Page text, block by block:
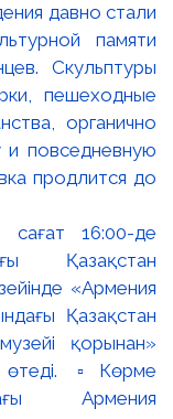
давно стали
памяти
Скульптуры
пешеходные
органично
и повседневную
продлится до